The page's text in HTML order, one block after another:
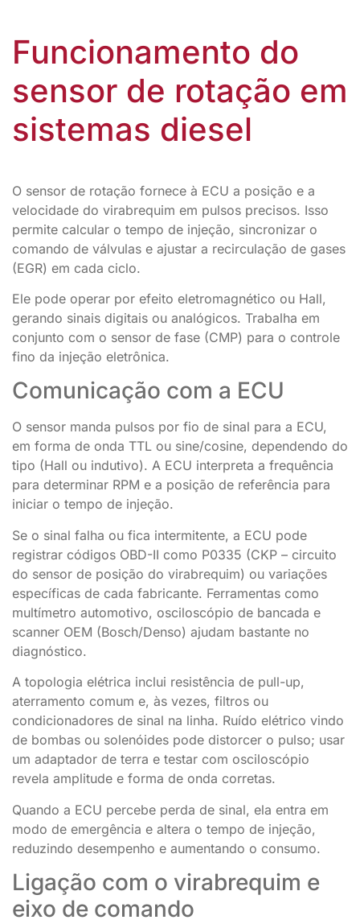
Funcionamento do
sensor de rotação em
sistemas diesel
O sensor de rotação fornece à ECU a posição e a
velocidade do virabrequim em pulsos precisos. Isso
permite calcular o tempo de injeção, sincronizar o
comando de válvulas e ajustar a recirculação de gases
(EGR) em cada ciclo.
Ele pode operar por efeito eletromagnético ou Hall,
gerando sinais digitais ou analógicos. Trabalha em
conjunto com o sensor de fase (CMP) para o controle
fino da injeção eletrônica.
Comunicação com a ECU
O sensor manda pulsos por fio de sinal para a ECU,
em forma de onda TTL ou sine/cosine, dependendo do
tipo (Hall ou indutivo). A ECU interpreta a frequência
para determinar RPM e a posição de referência para
iniciar o tempo de injeção.
Se o sinal falha ou fica intermitente, a ECU pode
registrar códigos OBD-II como P0335 (CKP – circuito
do sensor de posição do virabrequim) ou variações
específicas de cada fabricante. Ferramentas como
multímetro automotivo, osciloscópio de bancada e
scanner OEM (Bosch/Denso) ajudam bastante no
diagnóstico.
A topologia elétrica inclui resistência de pull-up,
aterramento comum e, às vezes, filtros ou
condicionadores de sinal na linha. Ruído elétrico vindo
de bombas ou solenóides pode distorcer o pulso; usar
um adaptador de terra e testar com osciloscópio
revela amplitude e forma de onda corretas.
Quando a ECU percebe perda de sinal, ela entra em
modo de emergência e altera o tempo de injeção,
reduzindo desempenho e aumentando o consumo.
Ligação com o virabrequim e
eixo de comando